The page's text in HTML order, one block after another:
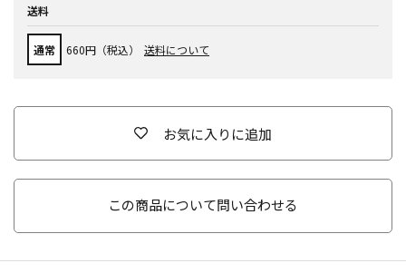
送料
通常 660円（税込） 送料について
お気に入りに追加
この商品について問い合わせる